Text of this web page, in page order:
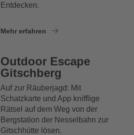
Entdecken.
Mehr erfahren
Outdoor Escape
Gitschberg
Auf zur Räuberjagd: Mit
Schatzkarte und App knifflige
Rätsel auf dem Weg von der
Bergstation der Nesselbahn zur
Gitschhütte lösen.